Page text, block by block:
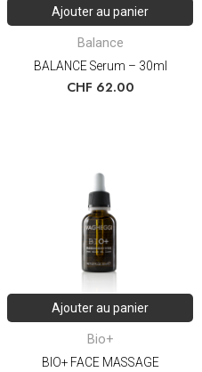
Ajouter au panier
Balance
BALANCE Serum – 30ml
CHF 62.00
Ajouter au panier
Bio+
BIO+ FACE MASSAGE